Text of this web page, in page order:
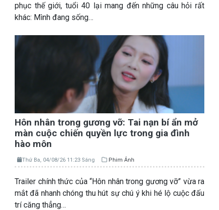
phục thế giới, tuổi 40 lại mang đến những câu hỏi rất
khác: Mình đang sống…
Hôn nhân trong gương vỡ: Tai nạn bí ẩn mở
màn cuộc chiến quyền lực trong gia đình
hào môn
Thứ Ba, 04/08/26 11:23 Sáng Phim Ảnh
Trailer chính thức của “Hôn nhân trong gương vỡ” vừa ra
mắt đã nhanh chóng thu hút sự chú ý khi hé lộ cuộc đấu
trí căng thẳng…